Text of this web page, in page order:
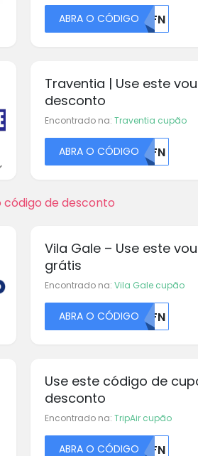
ABRA O CÓDIGOU0FN
Traventia | Use este
desconto
Encontrado na: Traventia cupão
ABRA O CÓDIGOU0FN
Vila Gale – Use este
grátis
Encontrado na: Vila Gale cupão
ABRA O CÓDIGOU0FN
Use este código de
desconto
Encontrado na: TripAir cupão
ABRA O CÓDIGOU0FN